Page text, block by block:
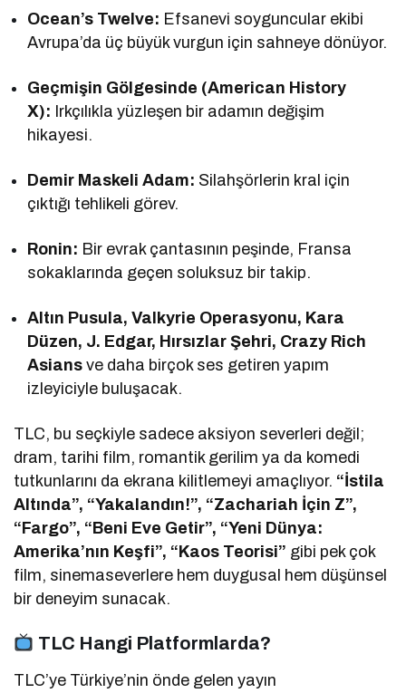
Ocean’s Twelve: Efsanevi soyguncular ekibi
Avrupa’da üç büyük vurgun için sahneye dönüyor.
Geçmişin Gölgesinde (American History
X): Irkçılıkla yüzleşen bir adamın değişim
hikayesi.
Demir Maskeli Adam: Silahşörlerin kral için
çıktığı tehlikeli görev.
Ronin: Bir evrak çantasının peşinde, Fransa
sokaklarında geçen soluksuz bir takip.
Altın Pusula, Valkyrie Operasyonu, Kara
Düzen, J. Edgar, Hırsızlar Şehri, Crazy Rich
Asians ve daha birçok ses getiren yapım
izleyiciyle buluşacak.
TLC, bu seçkiyle sadece aksiyon severleri değil;
dram, tarihi film, romantik gerilim ya da komedi
tutkunlarını da ekrana kilitlemeyi amaçlıyor. “İstila
Altında”, “Yakalandın!”, “Zachariah İçin Z”,
“Fargo”, “Beni Eve Getir”, “Yeni Dünya:
Amerika’nın Keşfi”, “Kaos Teorisi” gibi pek çok
film, sinemaseverlere hem duygusal hem düşünsel
bir deneyim sunacak.
TLC Hangi Platformlarda?
TLC’ye Türkiye’nin önde gelen yayın